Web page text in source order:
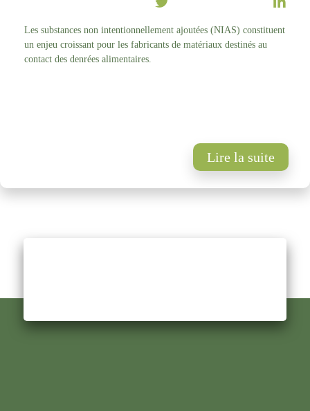
Les substances non intentionnellement ajoutées (NIAS) constituent
un enjeu croissant pour les fabricants de matériaux destinés au
contact des denrées alimentaires.
Lire la suite